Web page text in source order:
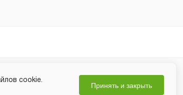
cookie.
Принять и закрыть